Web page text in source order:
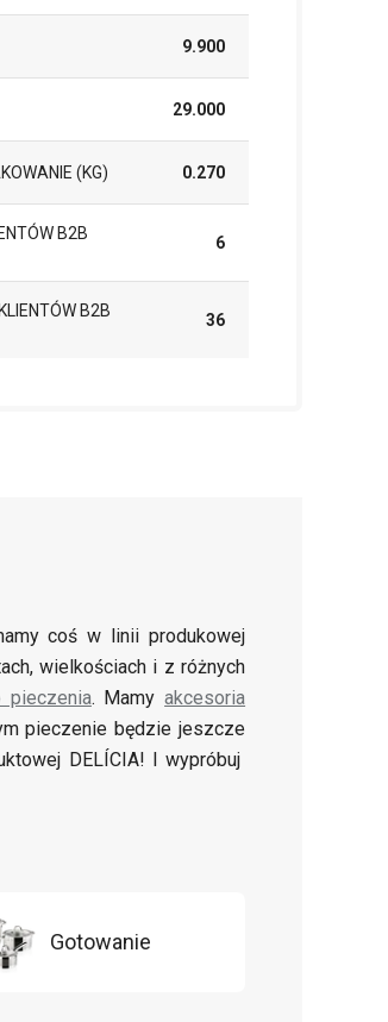
9.900
29.000
(KG) 0.270
B2B
6
B2B
36
coś w linii produkowej
wielkościach i z różnych
pieczenia. Mamyakcesoria
pieczenie będzie jeszcze
DELÍCIA! I wypróbuj
Gotowanie